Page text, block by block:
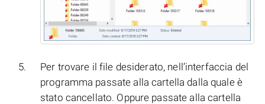
Per trovare il file desiderato, nell’interfaccia del
programma passate alla cartella dalla quale è
stato cancellato. Oppure passate alla cartella